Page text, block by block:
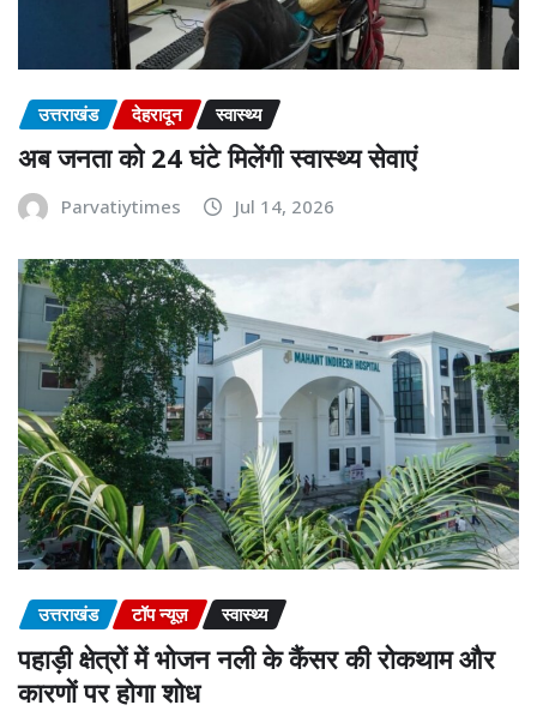
उत्तराखंड देहरादून स्वास्थ्य
अब जनता को 24 घंटे मिलेंगी स्वास्थ्य सेवाएं
Parvatiytimes Jul 14, 2026
उत्तराखंड टॉप न्यूज़ स्वास्थ्य
पहाड़ी क्षेत्रों में भोजन नली के कैंसर की रोकथाम और
कारणों पर होगा शोध